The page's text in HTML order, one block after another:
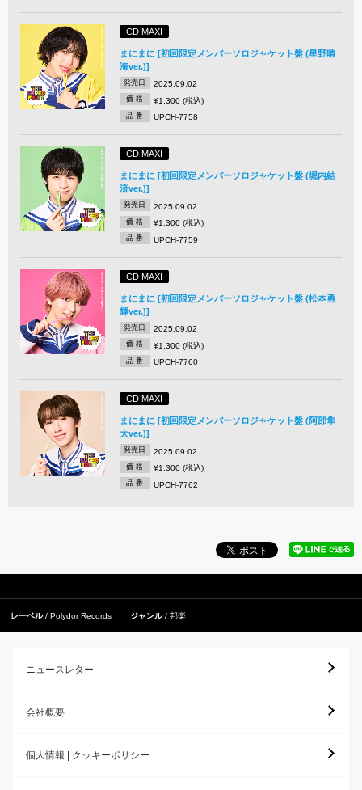
CD MAXI
まにまに [初回限定メンバーソロジャケット盤 (星野晴
海ver.)]
発売日 2025.09.02
価 格 ¥1,300 (税込)
品 番 UPCH-7758
CD MAXI
まにまに [初回限定メンバーソロジャケット盤 (堀内結
流ver.)]
発売日 2025.09.02
価 格 ¥1,300 (税込)
品 番 UPCH-7759
CD MAXI
まにまに [初回限定メンバーソロジャケット盤 (松本勇
輝ver.)]
発売日 2025.09.02
価 格 ¥1,300 (税込)
品 番 UPCH-7760
CD MAXI
まにまに [初回限定メンバーソロジャケット盤 (阿部隼
大ver.)]
発売日 2025.09.02
価 格 ¥1,300 (税込)
品 番 UPCH-7762
レーベル Polydor Records ジャンル 邦楽
ニュースレター
会社概要
個人情報 | クッキーポリシー